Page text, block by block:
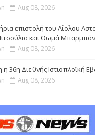
Aug 08, 2026
επιστολή του Αίολου
και Θωμά
Aug 08, 2026
η 36η Διεθνής Ιστιοπλοϊκή
Aug 08, 2026